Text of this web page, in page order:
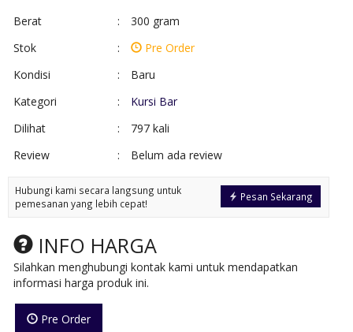
Berat
:
300 gram
Stok
:
Pre Order
Kondisi
:
Baru
Kategori
:
Kursi Bar
Dilihat
:
797 kali
Review
: Belum ada review
Pesan Sekarang
Hubungi kami secara langsung untuk
pemesanan yang lebih cepat!
INFO HARGA
Silahkan menghubungi kontak kami untuk mendapatkan
informasi harga produk ini.
Pre Order